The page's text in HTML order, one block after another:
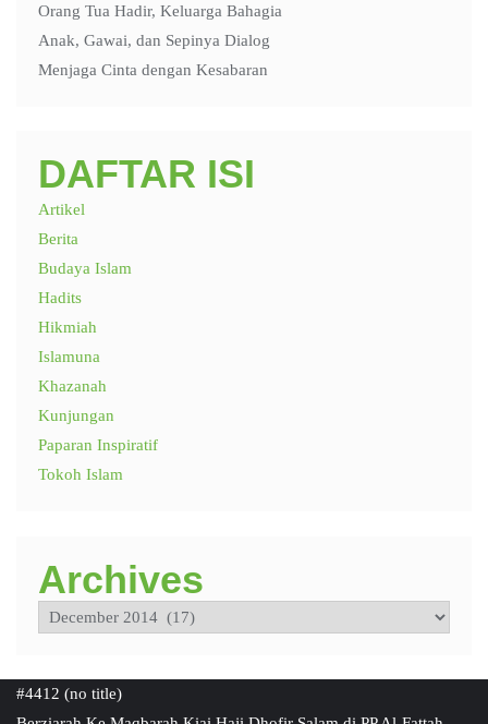
Orang Tua Hadir, Keluarga Bahagia
Anak, Gawai, dan Sepinya Dialog
Menjaga Cinta dengan Kesabaran
DAFTAR ISI
Artikel
Berita
Budaya Islam
Hadits
Hikmiah
Islamuna
Khazanah
Kunjungan
Paparan Inspiratif
Tokoh Islam
Archives
Archives
#4412 (no title)